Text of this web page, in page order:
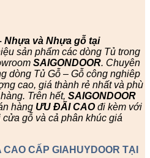
Nhựa và Nhựa gỗ tại
sản phẩm các dòng Tủ trong
SAIGONDOOR. Chuyên
dòng Tủ Gỗ – Gỗ công nghiêp
cao, giá thành rẻ nhất và phù
Trên hết, SAIGONDOOR
hàng ƯU ĐÃI CAOđi kèm với
gỗ và cả phân khúc giá
CẤP GIAHUYDOOR TẠI